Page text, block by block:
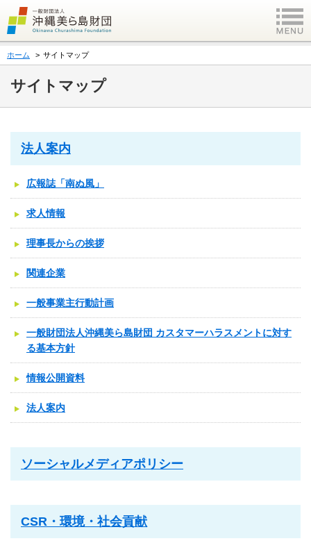
ホーム サイトマップ
サイトマップ
法人案内
広報誌「南ぬ風」
求人情報
理事長からの挨拶
関連企業
一般事業主行動計画
一般財団法人沖縄美ら島財団 カスタマーハラスメントに対す
る基本方針
情報公開資料
法人案内
ソーシャルメディアポリシー
CSR・環境・社会貢献